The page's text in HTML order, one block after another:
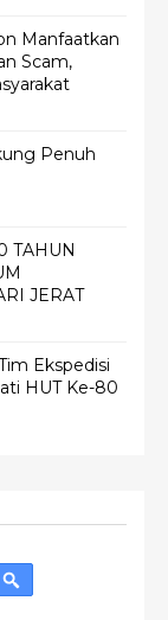
Manfaatkan
Scam,
Penuh
TAHUN
JERAT
Ekspedisi
HUT Ke-80